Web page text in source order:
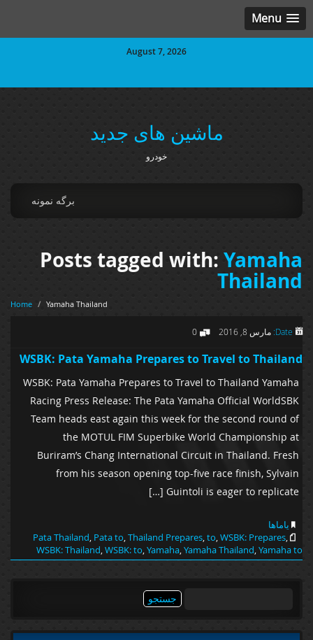
Menu
August 7, 2026
ماشین های جدید
خودرو
برگه نمونه
Posts tagged with:Yamaha
Thailand
Home / Yamaha Thailand
Date: مارس 8, 2016 0
WSBK: Pata Yamaha Prepares to Travel to Thailand
WSBK: Pata Yamaha Prepares to Travel to Thailand Yamaha
Racing Press Release: The Pata Yamaha Official WorldSBK
Team heads east again this week for the second round of
the MOTUL FIM Superbike World Championship at
Buriram’s Chang International Circuit in Thailand. Fresh
from his season opening top-five race finish, Sylvain
Guintoli is eager to replicate […]
یاماها
Pata Thailand,Pata to,Thailand Prepares,to,WSBK: Prepares
WSBK: Thailand,WSBK: to,Yamaha,Yamaha Thailand,Yamaha to